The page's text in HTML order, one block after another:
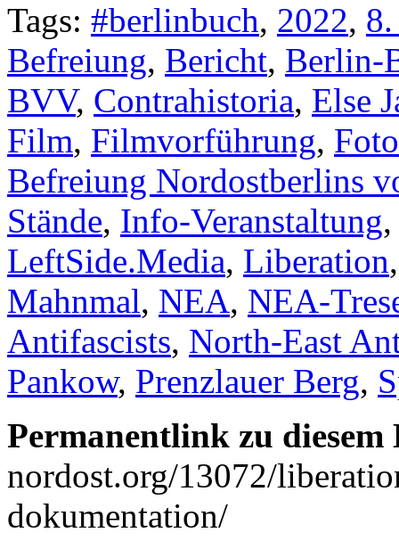
Tags: #berlinbuch, 2022,
Befreiung, Bericht, Berlin-
BVV, Contrahistoria, Else
Film, Filmvorführung,
Befreiung Nordostberlins
Stände, Info-Veranstaltung
LeftSide.Media, Liberation
Mahnmal, NEA, NEA-
Antifascists, North-East
Pankow, Prenzlauer Berg,
Permanentlink zu
nordost.org/13072/
dokumentation/